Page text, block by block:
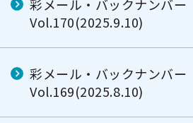
彩メール・バックナンバー
Vol.170(2025.9.10)
彩メール・バックナンバー
Vol.169(2025.8.10)